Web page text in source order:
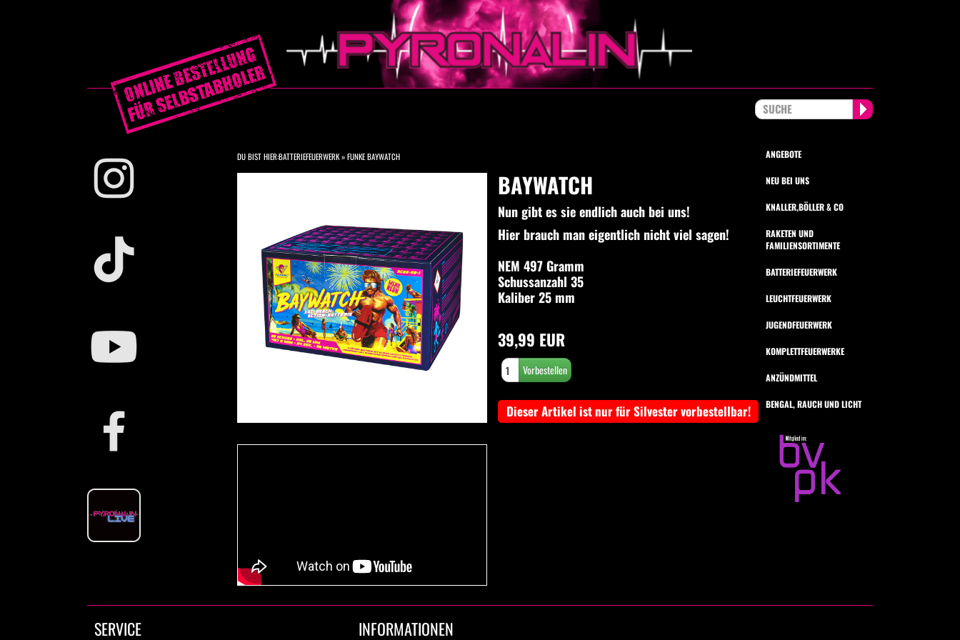
DU BIST HIER:BATTERIEFEUERWERK»FUNKE BAYWATCH
BAYWATCH
Nun gibt es sie endlich auch bei uns!
Hier brauch man eigentlich nicht viel sagen!
NEM 497 Gramm
Schussanzahl 35
Kaliber 25 mm
39,99 EUR
Dieser Artikel ist nur für Silvester vorbestellbar!
ANGEBOTE
NEU BEI UNS
KNALLER,BÖLLER & CO
RAKETEN UND
FAMILIENSORTIMENTE
BATTERIEFEUERWERK
LEUCHTFEUERWERK
JUGENDFEUERWERK
KOMPLETTFEUERWERKE
ANZÜNDMITTEL
BENGAL, RAUCH UND LICHT
SERVICE INFORMATIONEN